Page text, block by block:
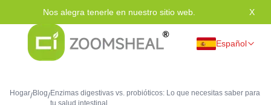
Nos alegra tenerle en nuestro sitio web. X
Español
Hogar/Blog/Enzimas digestivas vs. probióticos: Lo que necesitas saber para
tu salud intestinal